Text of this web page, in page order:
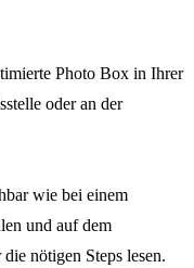
Photo Box in Ihrer
oder an der
wie bei einem
und auf dem
nötigen Steps lesen.